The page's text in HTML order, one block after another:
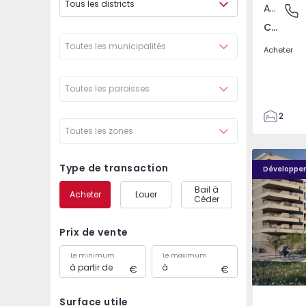
Tous les districts
Toutes les municipalités
Toutes les paroisses
Toutes les zones
Type de transaction
Acheter Louer
Bail à
Céder
Prix de vente
Le minimum Le maximum
Surface utile
Covilhã
Appartement
Covilhã e Canhoso, Castelo Branco
Acheter
2
85
85
0
4
PLENO